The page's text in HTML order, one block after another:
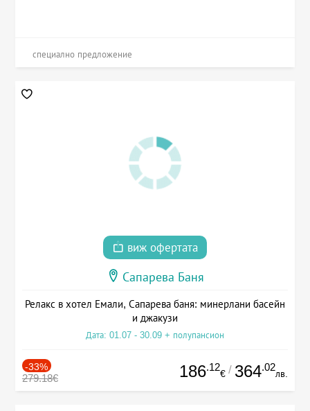
специално предложение
виж офертата
Сапарева Баня
Релакс в хотел Емали, Сапарева баня: минерлани басейн
и джакузи
Дата: 01.07 - 30.09 + полупансион
-33%
279.18€ 186.12
€ / 364.02
лв.